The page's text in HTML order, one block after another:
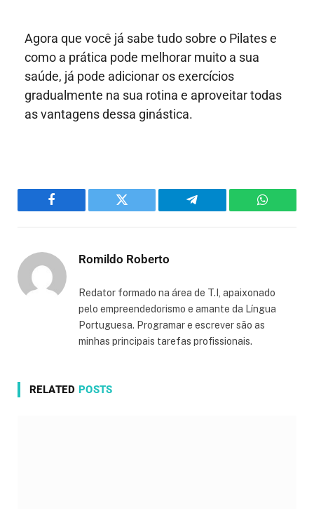
Agora que você já sabe tudo sobre o Pilates e
como a prática pode melhorar muito a sua
saúde, já pode adicionar os exercícios
gradualmente na sua rotina e aproveitar todas
as vantagens dessa ginástica.
Facebook Twitter Telegram
Romildo Roberto
Redator formado na área de T.I, apaixonado
pelo empreendedorismo e amante da Língua
Portuguesa. Programar e escrever são as
minhas principais tarefas profissionais.
RELATED POSTS